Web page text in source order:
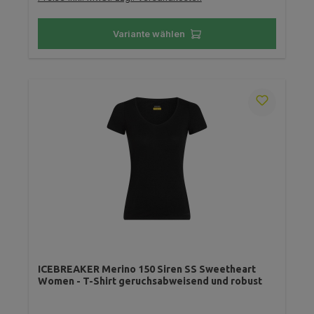
Variante wählen
ICEBREAKER Merino 150 Siren SS Sweetheart
Women - T-Shirt geruchsabweisend und robust